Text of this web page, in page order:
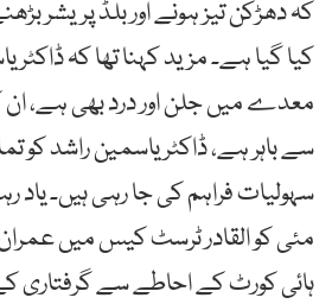
کہ دھڑکن تیز ہونے اور بلڈ پریشر
کیا گیا ہے۔ مزید کہنا تھا کہ ڈاکٹر
معدے میں جلن اور درد بھی ہے،
سے باہر ہے، ڈاکٹر یاسمین راشد کو
مئی کو القادر ٹرسٹ کیس میں
ہائی کورٹ کے احاطے سے گرفتاری